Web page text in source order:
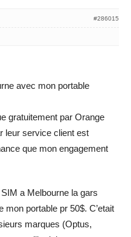
#286015
avec mon portable
gratuitement par Orange
leur service client est
que mon engagement
a Melbourne la gars
mon portable pr 50$. C’etait
marques (Optus,